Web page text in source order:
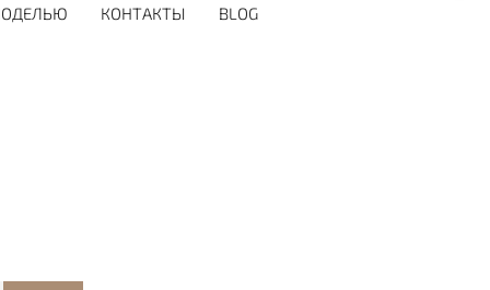
КОНТАКТЫ BLOG